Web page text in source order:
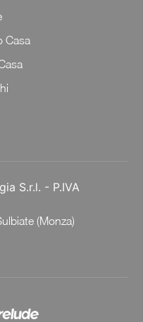
Casa
S.r.l. - P.IVA
(Monza)